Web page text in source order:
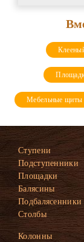
Мебельные щиты
Ступени
Подступенники
Площадки
Балясины
Подбалясенники
Столбы
Колонны